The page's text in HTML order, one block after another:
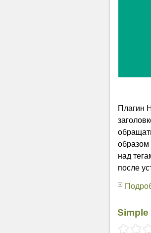
Плагин
образом
над
после